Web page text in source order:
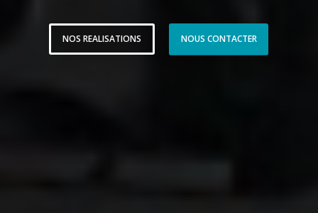
NOS REALISATIONS NOUS CONTACTER